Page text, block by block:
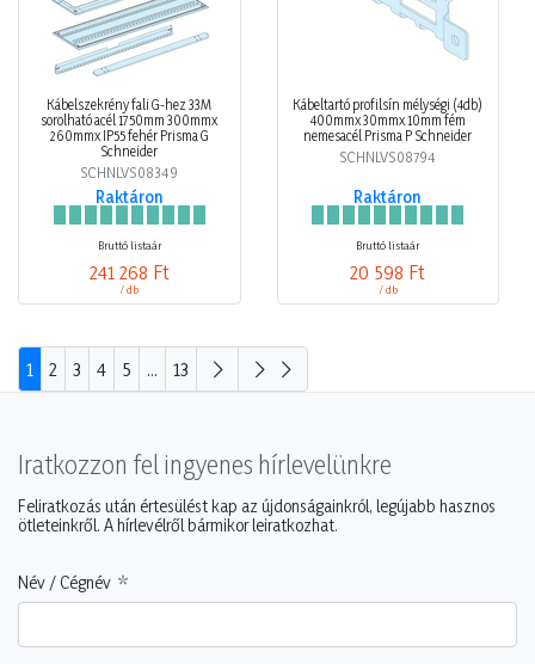
Kábelszekrény fali G-hez 33M
sorolható acél 1750mm 300mmx
260mmx IP55 fehér Prisma G
Schneider
SCHNLVS08349
Raktáron
Bruttó listaár
241 268 Ft
/ db
Kábeltartó profilsín mélységi (4db)
400mmx 30mmx 10mm fém
nemesacél Prisma P Schneider
SCHNLVS08794
Raktáron
Bruttó listaár
20 598 Ft
/ db
1 2 3 4 5 ... 13
Iratkozzon fel ingyenes hírlevelünkre
Feliratkozás után értesülést kap az újdonságainkról, legújabb hasznos
ötleteinkről. A hírlevélről bármikor leiratkozhat.
Név / Cégnév